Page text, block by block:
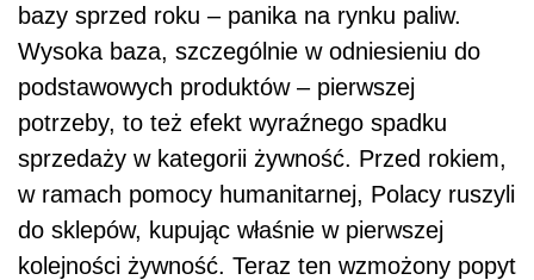
bazy sprzed roku – panika na rynku paliw.
Wysoka baza, szczególnie w odniesieniu do
podstawowych produktów – pierwszej
potrzeby, to też efekt wyraźnego spadku
sprzedaży w kategorii żywność. Przed rokiem,
w ramach pomocy humanitarnej, Polacy ruszyli
do sklepów, kupując właśnie w pierwszej
kolejności żywność. Teraz ten wzmożony popyt